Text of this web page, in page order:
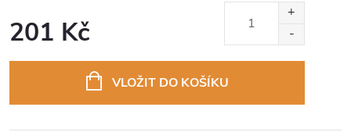
201 Kč
VLOŽIT DO KOŠÍKU